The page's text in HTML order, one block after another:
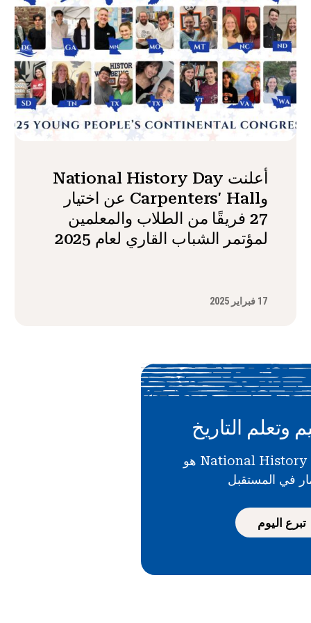
أعلنت National History Day
وCarpenters' Hall عن اختيار
27 فريقًا من الطلاب والمعلمين
لمؤتمر الشباب القاري لعام 2025
17 فبراير 2025
وتعلم التاريخ
دعمك لـ National History Day هو
في المستقبل
تبرع اليوم